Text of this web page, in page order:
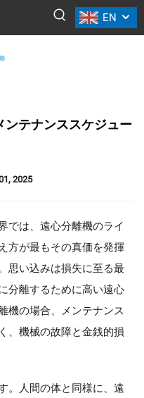
EN
ス
ンテナンススケジュー
2025
では、遠心分離機のライ
方が最もその真価を発揮
思い込みは損失に至る最
分離するために高い遠心
機の場合、メンテナンス
、機械の故障と金銭的損
。人間の体と同様に、遠